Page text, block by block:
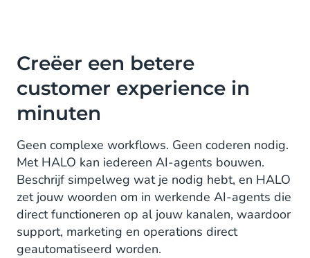
Creëer een betere
customer experience in
minuten
Geen complexe workflows. Geen coderen nodig.
Met HALO kan iedereen AI-agents bouwen.
Beschrijf simpelweg wat je nodig hebt, en HALO
zet jouw woorden om in werkende AI-agents die
direct functioneren op al jouw kanalen, waardoor
support, marketing en operations direct
geautomatiseerd worden.